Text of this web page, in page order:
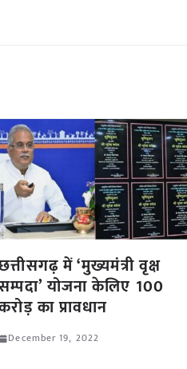
में ‘मुख्यमंत्री वृक्ष
योजना केलिए 100
का प्रावधान
December 19, 2022